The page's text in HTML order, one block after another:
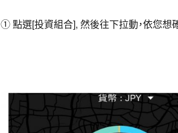
① 點選[投資組合], 然後往下拉動，依您想